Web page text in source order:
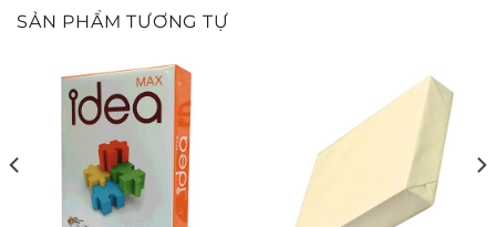
SẢN PHẨM TƯƠNG TỰ